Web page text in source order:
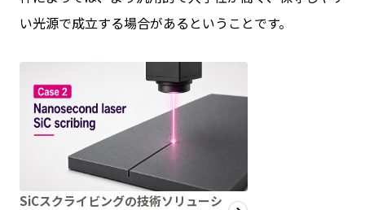
い光源で成立する場合があるということです。
SiCスクライビングの技術ソリューシ